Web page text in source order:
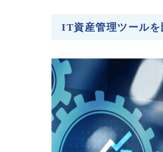
IT資産管理ツールを